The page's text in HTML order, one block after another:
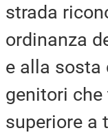
strada
ordinanza
e alla sosta
genitori
superiore a